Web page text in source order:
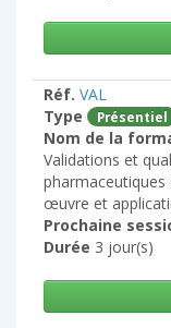
Réf. VAL
Type
Présentiel
Nom de la
Validations et
pharmaceutiques
œuvre et
Prochaine
Durée 3 jour(s)